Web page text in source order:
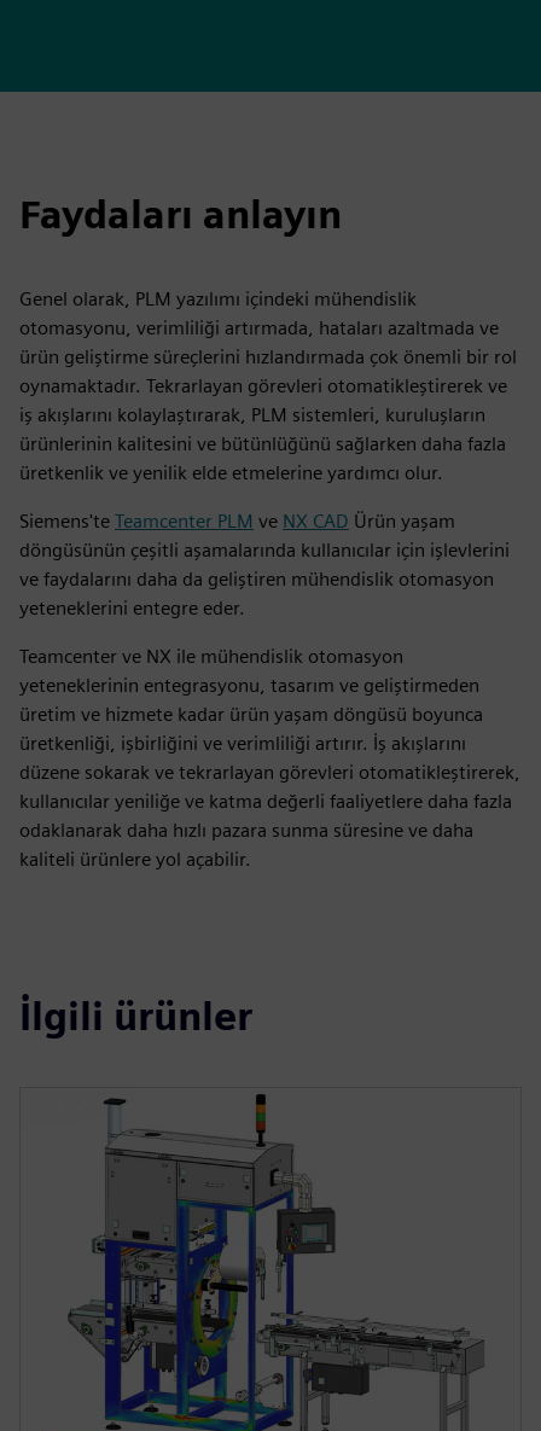
Faydaları anlayın
Genel olarak, PLM yazılımı içindeki mühendislik
otomasyonu, verimliliği artırmada, hataları azaltmada ve
ürün geliştirme süreçlerini hızlandırmada çok önemli bir rol
oynamaktadır. Tekrarlayan görevleri otomatikleştirerek ve
iş akışlarını kolaylaştırarak, PLM sistemleri, kuruluşların
ürünlerinin kalitesini ve bütünlüğünü sağlarken daha fazla
üretkenlik ve yenilik elde etmelerine yardımcı olur.
Siemens'te Teamcenter PLM ve NX CAD Ürün yaşam
döngüsünün çeşitli aşamalarında kullanıcılar için işlevlerini
ve faydalarını daha da geliştiren mühendislik otomasyon
yeteneklerini entegre eder.
Teamcenter ve NX ile mühendislik otomasyon
yeteneklerinin entegrasyonu, tasarım ve geliştirmeden
üretim ve hizmete kadar ürün yaşam döngüsü boyunca
üretkenliği, işbirliğini ve verimliliği artırır. İş akışlarını
düzene sokarak ve tekrarlayan görevleri otomatikleştirerek,
kullanıcılar yeniliğe ve katma değerli faaliyetlere daha fazla
odaklanarak daha hızlı pazara sunma süresine ve daha
kaliteli ürünlere yol açabilir.
İlgili ürünler